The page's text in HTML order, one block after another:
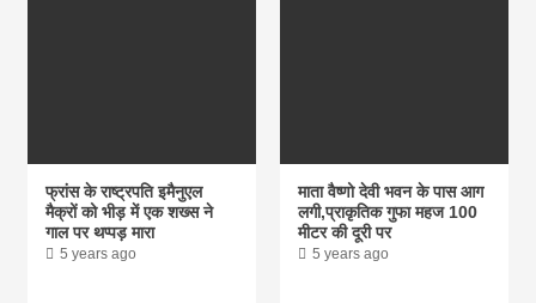
from
फ्रांस के राष्ट्रपति इमैनुएल
मैक्रों को भीड़ में एक शख्स ने
गाल पर थप्पड़ मारा
5 years ago
माता वैष्णो देवी भवन के पास आग
लगी,प्राकृतिक गुफा महज 100
मीटर की दूरी पर
5 years ago